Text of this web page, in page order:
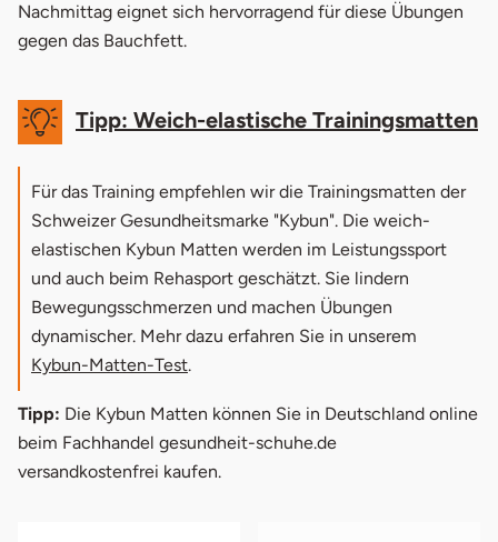
Nachmittag eignet sich hervorragend für diese Übungen
gegen das Bauchfett.
Tipp: Weich-elastische Trainingsmatten
Für das Training empfehlen wir die Trainingsmatten der
Schweizer Gesundheitsmarke "Kybun". Die weich-
elastischen Kybun Matten werden im Leistungssport
und auch beim Rehasport geschätzt. Sie lindern
Bewegungsschmerzen und machen Übungen
dynamischer. Mehr dazu erfahren Sie in unserem
Kybun-Matten-Test.
Tipp: Die Kybun Matten können Sie in Deutschland online
beim Fachhandel gesundheit-schuhe.de
versandkostenfrei kaufen.